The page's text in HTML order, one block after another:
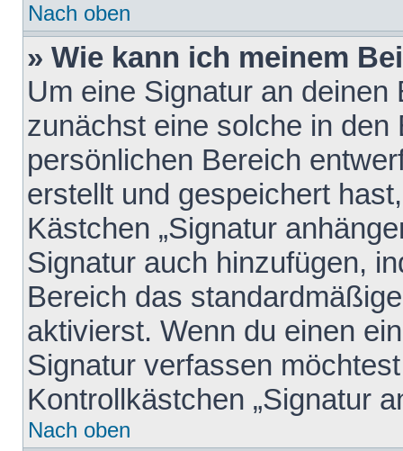
Nach oben
» Wie kann ich meinem
Um eine Signatur an
zunächst eine solche in den
persönlichen Bereich
erstellt und gespeichert
Kästchen „Signatur
Signatur auch hinzufügen,
Bereich das
aktivierst. Wenn du einen
Signatur verfassen
Kontrollkästchen „Signatur
Nach oben